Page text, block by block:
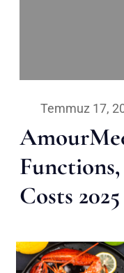
Temmuz 17,
Costs 2025